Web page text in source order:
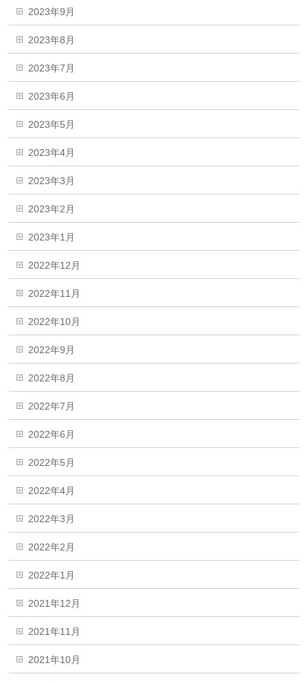
2023年9月
2023年8月
2023年7月
2023年6月
2023年5月
2023年4月
2023年3月
2023年2月
2023年1月
2022年12月
2022年11月
2022年10月
2022年9月
2022年8月
2022年7月
2022年6月
2022年5月
2022年4月
2022年3月
2022年2月
2022年1月
2021年12月
2021年11月
2021年10月